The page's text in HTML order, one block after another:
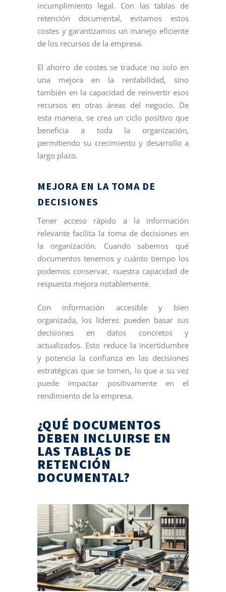
incumplimiento legal. Con las tablas de
retención documental, evitamos estos
costes y garantizamos un manejo eficiente
de los recursos de la empresa.
El ahorro de costes se traduce no solo en
una mejora en la rentabilidad, sino
también en la capacidad de reinvertir esos
recursos en otras áreas del negocio. De
esta manera, se crea un ciclo positivo que
beneficia a toda la organización,
permitiendo su crecimiento y desarrollo a
largo plazo.
MEJORA EN LA TOMA DE
DECISIONES
Tener acceso rápido a la información
relevante facilita la toma de decisiones en
la organización. Cuando sabemos qué
documentos tenemos y cuánto tiempo los
podemos conservar, nuestra capacidad de
respuesta mejora notablemente.
Con información accesible y bien
organizada, los líderes pueden basar sus
decisiones en datos concretos y
actualizados. Esto reduce la incertidumbre
y potencia la confianza en las decisiones
estratégicas que se tomen, lo que a su vez
puede impactar positivamente en el
rendimiento de la empresa.
¿QUÉ DOCUMENTOS
DEBEN INCLUIRSE EN
LAS TABLAS DE
RETENCIÓN
DOCUMENTAL?